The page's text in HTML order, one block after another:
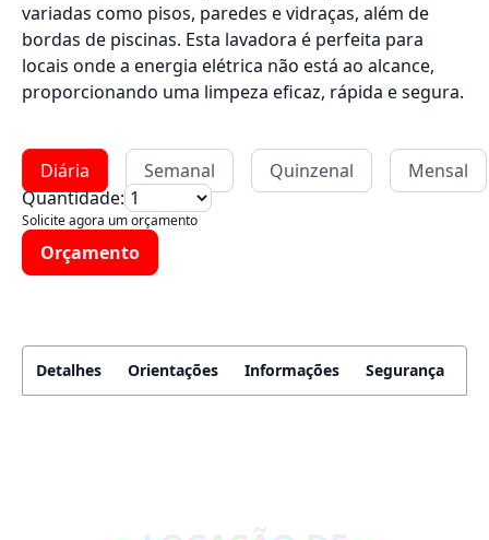
variadas como pisos, paredes e vidraças, além de
bordas de piscinas. Esta lavadora é perfeita para
locais onde a energia elétrica não está ao alcance,
proporcionando uma limpeza eficaz, rápida e segura.
Diária Semanal Quinzenal
Mensal
Quantidade:
Solicite agora um orçamento
Orçamento
Detalhes Orientações Informações Segurança